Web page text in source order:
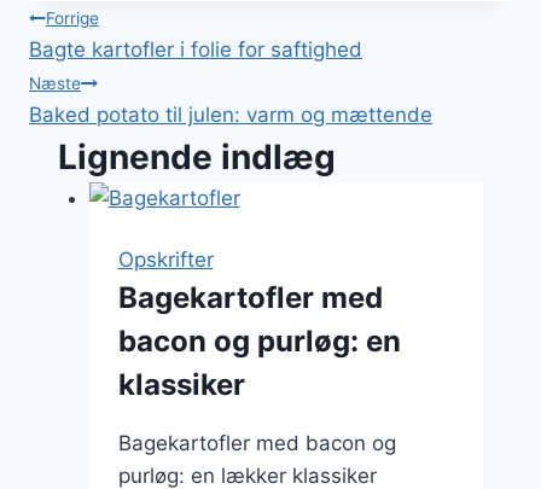
Indlægsnavigation
Forrige
Bagte kartofler i folie for saftighed
Næste
Baked potato til julen: varm og mættende
Lignende indlæg
Opskrifter
Bagekartofler med
bacon og purløg: en
klassiker
Bagekartofler med bacon og
purløg: en lækker klassiker